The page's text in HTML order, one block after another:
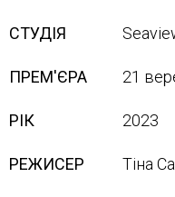
СТУДІЯ
ПРЕМ'ЄРА 21
РІК 2023
РЕЖИСЕР Тіна